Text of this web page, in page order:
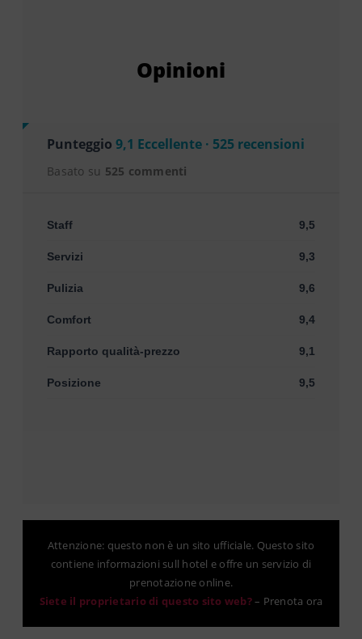
Opinioni
Punteggio 9,1 Eccellente · 525 recensioni
Basato su 525 commenti
Staff 9,5
Servizi 9,3
Pulizia 9,6
Comfort 9,4
Rapporto qualità-prezzo 9,1
Posizione 9,5
Attenzione: questo non è un sito ufficiale. Questo sito
contiene informazioni sull hotel e offre un servizio di
prenotazione online.
Siete il proprietario di questo sito web?– Prenota ora